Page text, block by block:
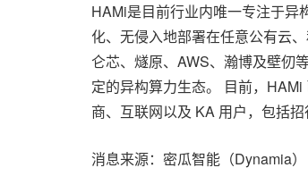
HAMi是目前行业内唯一专注于异
化、无侵入地部署在任意公有云
仑芯、燧原、AWS、瀚博及壁仞
定的异构算力生态。 目前，
商、互联网以及 KA 用户，包括
消息来源：密瓜智能（Dynamia）